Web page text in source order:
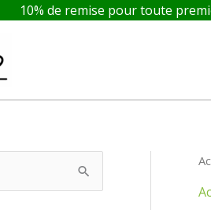
10% de remise pour toute